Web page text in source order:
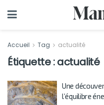
Accueil Tag actualité
Étiquette :actualité
Une
l’équilibre